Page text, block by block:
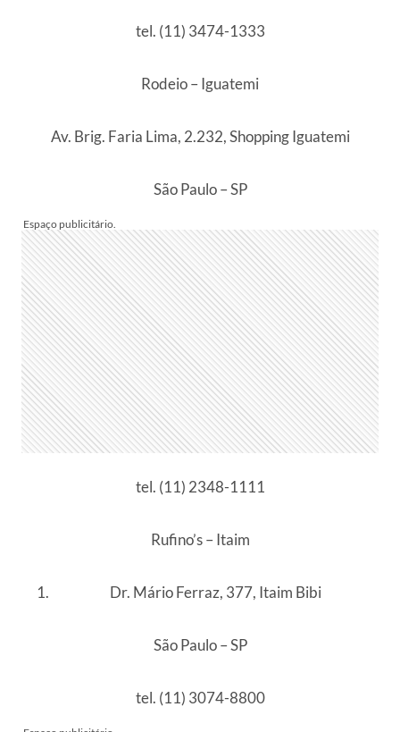
tel. (11) 3474-1333
Rodeio – Iguatemi
Av. Brig. Faria Lima, 2.232, Shopping Iguatemi
São Paulo – SP
tel. (11) 2348-1111
Rufino’s – Itaim
Dr. Mário Ferraz, 377, Itaim Bibi
São Paulo – SP
tel. (11) 3074-8800